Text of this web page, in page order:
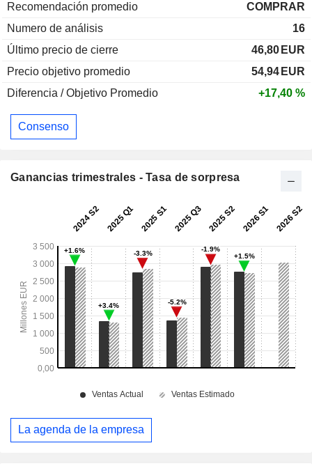
Recomendación promedio
COMPRAR
Numero de análisis
16
Último precio de cierre
46,80 EUR
Precio objetivo promedio
54,94 EUR
Diferencia / Objetivo Promedio
+17,40 %
Consenso
Ganancias trimestrales - Tasa de sorpresa
La agenda de la empresa